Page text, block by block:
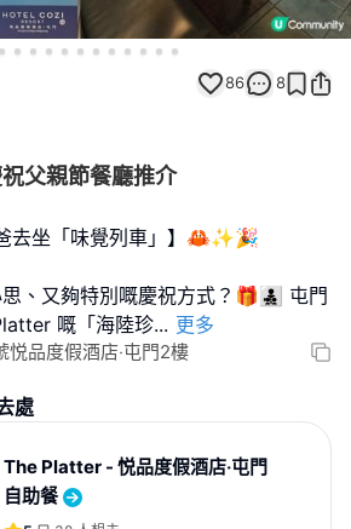
86 8
父親節餐廳推介
去坐「味覺列車」】🦀✨🎉
、又夠特別嘅慶祝方式？🎁👨‍👧‍👦 屯門
嘅「海陸珍... 更多
品度假酒店‧屯門2樓
處
The Platter - 悦品度假酒店‧屯門
自助餐